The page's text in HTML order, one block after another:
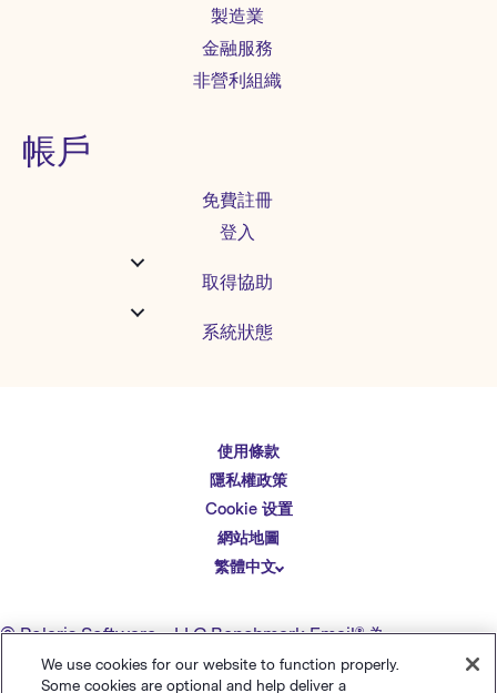
製造業
金融服務
非營利組織
帳戶
免費註冊
登入
取得協助
系統狀態
使用條款
隱私權政策
Cookie 设置
網站地圖
繁體中文
English
Español
Deutsch
简体中文
© Polaris Software，LLCBenchmark Email® 為
Polaris Software, LLC的註冊商標
We use cookies for our website to function properly.
Some cookies are optional and help deliver a